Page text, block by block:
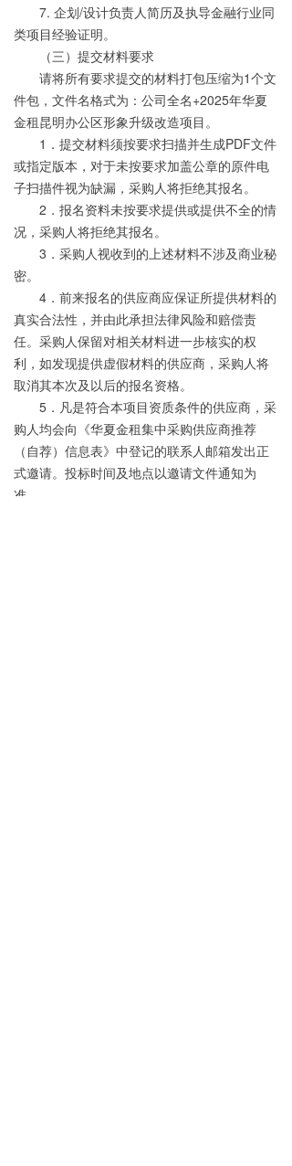
7. 企划/设计负责人简历及执导金融行业同
类项目经验证明。
（三）提交材料要求
请将所有要求提交的材料打包压缩为1个文
件包，文件名格式为：公司全名+2025年华夏
金租昆明办公区形象升级改造项目。
1．提交材料须按要求扫描并生成PDF文件
或指定版本，对于未按要求加盖公章的原件电
子扫描件视为缺漏，采购人将拒绝其报名。
2．报名资料未按要求提供或提供不全的情
况，采购人将拒绝其报名。
3．采购人视收到的上述材料不涉及商业秘
密。
4．前来报名的供应商应保证所提供材料的
真实合法性，并由此承担法律风险和赔偿责
任。采购人保留对相关材料进一步核实的权
利，如发现提供虚假材料的供应商，采购人将
取消其本次及以后的报名资格。
5．凡是符合本项目资质条件的供应商，采
购人均会向《华夏金租集中采购供应商推荐
（自荐）信息表》中登记的联系人邮箱发出正
式邀请。投标时间及地点以邀请文件通知为
准。